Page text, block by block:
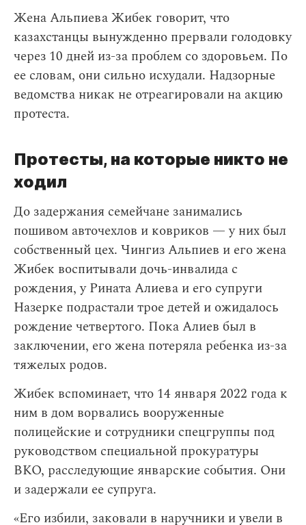
Жена Альпиева Жибек говорит, что
казахстанцы вынужденно прервали голодовку
через 10 дней из-за проблем со здоровьем. По
ее словам, они сильно исхудали. Надзорные
ведомства никак не отреагировали на акцию
протеста.
Протесты, на которые никто не
ходил
До задержания семейчане занимались
пошивом авточехлов и ковриков — у них был
собственный цех. Чингиз Альпиев и его жена
Жибек воспитывали дочь-инвалида с
рождения, у Рината Алиева и его супруги
Назерке подрастали трое детей и ожидалось
рождение четвертого. Пока Алиев был в
заключении, его жена потеряла ребенка из-за
тяжелых родов.
Жибек вспоминает, что 14 января 2022 года к
ним в дом ворвались вооруженные
полицейские и сотрудники спецгруппы под
руководством специальной прокуратуры
ВКО, расследующие январские события. Они
и задержали ее супруга.
«Его избили, заковали в наручники и увели в